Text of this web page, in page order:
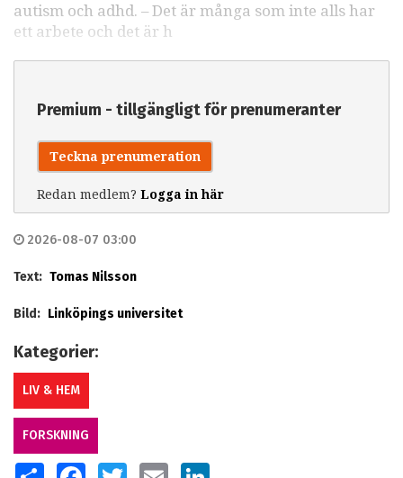
autism och adhd. – Det är många som inte alls har
ett arbete och det är h
Premium - tillgängligt för prenumeranter
Teckna prenumeration
Redan medlem? Logga in här
2026-08-07 03:00
Text: Tomas Nilsson
Bild: Linköpings universitet
Kategorier:
LIV & HEM
FORSKNING
SHARE FACEBOOKTWITTER EMAIL